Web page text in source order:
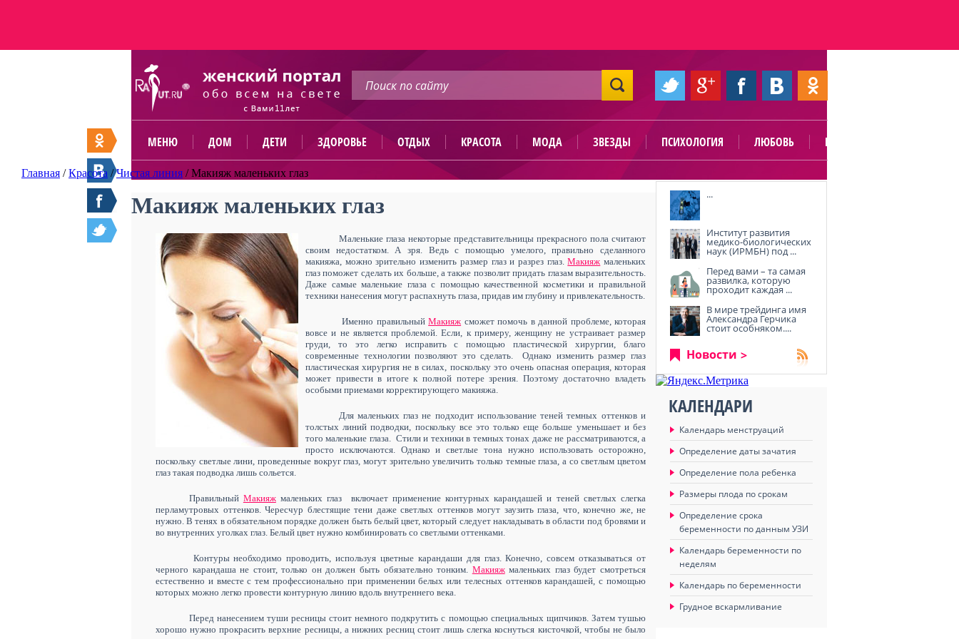
МЕНЮ ДОМ ДЕТИ ЗДОРОВЬЕ ОТДЫХ КРАСОТА МОДА ЗВЕЗДЫ ПСИХОЛОГИЯ ЛЮБОВЬ ПОЛЕЗНО
Главная /Красота /Чистая линия /Макияж маленьких глаз
Макияж маленьких глаз
Маленькие глаза некоторые представительницы прекрасного пола считают
своим недостатком. А зря. Ведь с помощью умелого, правильно сделанного
макияжа, можно зрительно изменить размер глаз и разрез глаз.Макияж маленьких
глаз поможет сделать их больше, а также позволит придать глазам выразительность.
Даже самые маленькие глаза с помощью качественной косметики и правильной
техники нанесения могут распахнуть глаза, придав им глубину и привлекательность.
Именно правильныйМакияж сможет помочь в данной проблеме, которая
вовсе и не является проблемой. Если, к примеру, женщину не устраивает размер
груди, то это легко исправить с помощью пластической хирургии, благо
современные технологии позволяют это сделать.
Однако изменить размер глаз
пластическая хирургия не в силах, поскольку это очень опасная операция, которая
может привести в итоге к полной потере зрения. Поэтому достаточно владеть
особыми приемами корректирующего макияжа.
Для маленьких глаз не подходит использование теней темных оттенков и
толстых линий подводки, поскольку все это только еще больше уменьшает и без
того маленькие глаза. Стили и техники в темных тонах даже не рассматриваются, а
просто исключаются. Однако и светлые тона нужно использовать осторожно,
поскольку светлые лини, проведенные вокруг глаз, могут зрительно увеличить только темные глаза, а со светлым цветом
глаз такая подводка лишь сольется.
Правильный Макияжмаленьких глаз
включает применение контурных карандашей и теней светлых слегка
перламутровых оттенков. Чересчур блестящие тени даже светлых оттенков могут заузить глаза, что, конечно же, не
нужно. В тенях в обязательном порядке должен быть белый цвет, который следует накладывать в области под бровями и
во внутренних уголках глаз. Белый цвет нужно комбинировать со светлыми оттенками.
Контуры необходимо проводить, используя цветные карандаши для глаз. Конечно, совсем отказываться от
черного карандаша не стоит, только он должен быть обязательно тонким. Макияжмаленьких глаз будет смотреться
естественно и вместе с тем профессионально при применении белых или телесных оттенков карандашей, с помощью
которых можно легко провести контурную линию вдоль внутреннего века.
Перед нанесением туши ресницы стоит немного подкрутить с помощью специальных щипчиков. Затем тушью
хорошо нужно прокрасить верхние ресницы, а нижних ресниц стоит лишь слегка коснуться кисточкой, чтобы не было
...
Институт развития
медико-биологических
наук (ИРМБН) под ...
Перед вами – та самая
развилка, которую
проходит каждая ...
В мире трейдинга имя
Александра Герчика
стоит особняком....
Новости
КАЛЕНДАРИ
Календарь менструаций
Определение даты зачатия
Определение пола ребенка
Размеры плода по срокам
Определение срока
беременности по данным УЗИ
Календарь беременности по
неделям
Календарь по беременности
Грудное вскармливание